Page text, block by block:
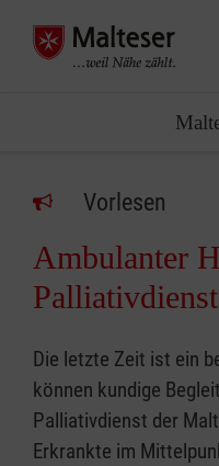
Vorlesen
Ambulanter
Palliativdienst
Die letzte Zeit ist ein
können kundige
Palliativdienst der
Erkrankte im